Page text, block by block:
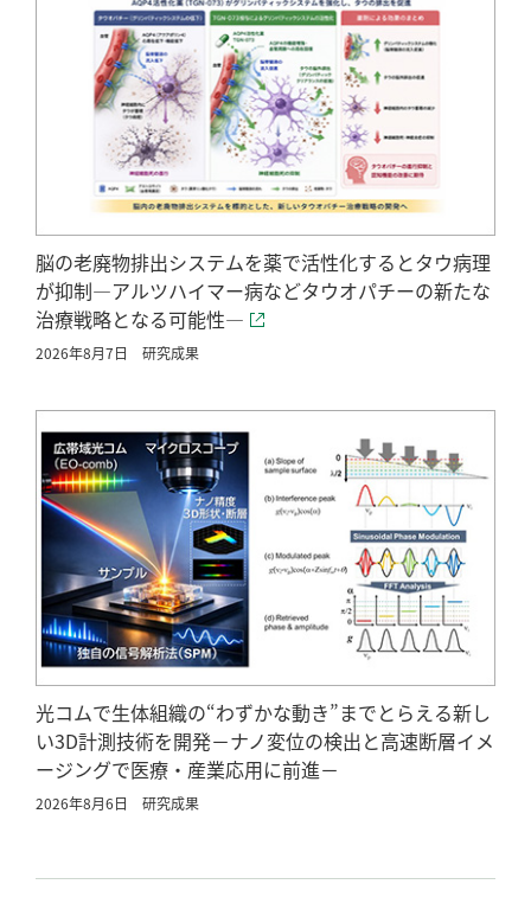
脳の老廃物排出システムを薬で活性化するとタウ病理
が抑制―アルツハイマー病などタウオパチーの新たな
治療戦略となる可能性―
2026年8月7日 研究成果
光コムで生体組織の“わずかな動き”までとらえる新し
い3D計測技術を開発－ナノ変位の検出と高速断層イメ
ージングで医療・産業応用に前進－
2026年8月6日 研究成果